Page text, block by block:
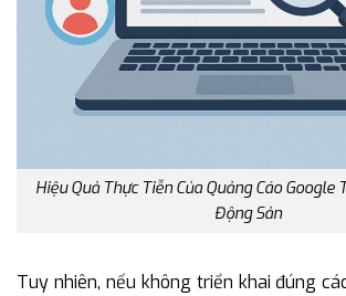
Hiệu Quả Thực Tiễn Của Quảng Cáo Google
Động Sản
Tuy nhiên, nếu không triển khai đúng